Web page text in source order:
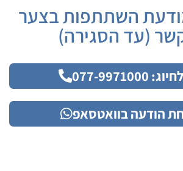
השתתפות בצער
(עד הסגירה)
9971000
הודעה בוואטסאפ